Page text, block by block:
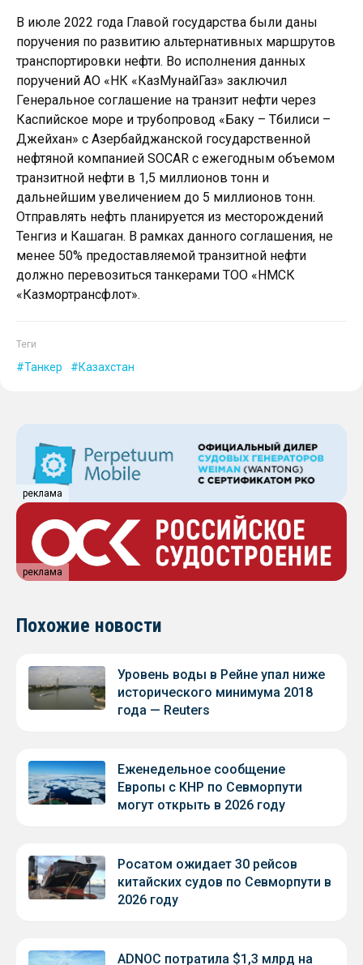
В июле 2022 года Главой государства были даны
поручения по развитию альтернативных маршрутов
транспортировки нефти. Во исполнения данных
поручений АО «НК «КазМунайГаз» заключил
Генеральное соглашение на транзит нефти через
Каспийское море и трубопровод «Баку – Тбилиси –
Джейхан» с Азербайджанской государственной
нефтяной компанией SOCAR с ежегодным объемом
транзитной нефти в 1,5 миллионов тонн и
дальнейшим увеличением до 5 миллионов тонн.
Отправлять нефть планируется из месторождений
Тенгиз и Кашаган. В рамках данного соглашения, не
менее 50% предоставляемой транзитной нефти
должно перевозиться танкерами ТОО «НМСК
«Казмортрансфлот».
Теги
Танкер Казахстан
реклама
реклама
Похожие новости
Уровень воды в Рейне упал ниже
исторического минимума 2018
года — Reuters
Еженедельное сообщение
Европы с КНР по Севморпути
могут открыть в 2026 году
Росатом ожидает 30 рейсов
китайских судов по Севморпути в
2026 году
ADNOC потратила $1,3 млрд на